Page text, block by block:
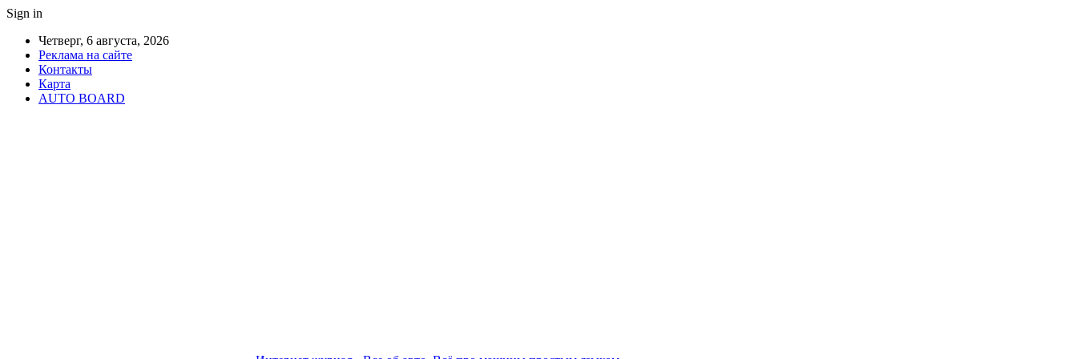
Sign in
Четверг, 6 августа, 2026
Реклама на сайте
Контакты
Карта
AUTO BOARD